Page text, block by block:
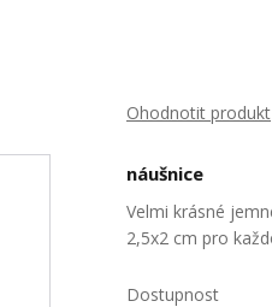
Ohodnotit produkt
náušnice
Velmi krásné
2,5x2 cm pro
Dostupnost